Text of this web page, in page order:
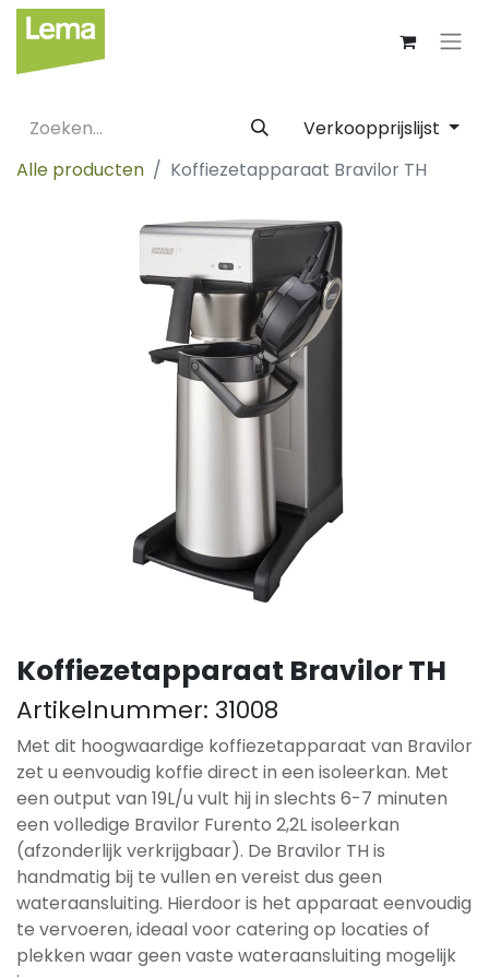
Verkoopprijslijst
Alle producten
Koffiezetapparaat Bravilor TH
Koffiezetapparaat Bravilor TH
Artikelnummer: 31008
Met dit hoogwaardige koffiezetapparaat van Bravilor
zet u eenvoudig koffie direct in een isoleerkan. Met
een output van 19L/u vult hij in slechts 6-7 minuten
een volledige Bravilor Furento 2,2L isoleerkan
(afzonderlijk verkrijgbaar). De Bravilor TH is
handmatig bij te vullen en vereist dus geen
wateraansluiting. Hierdoor is het apparaat eenvoudig
te vervoeren, ideaal voor catering op locaties of
plekken waar geen vaste wateraansluiting mogelijk